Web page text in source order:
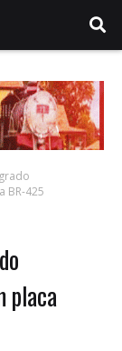
BR-425
placa